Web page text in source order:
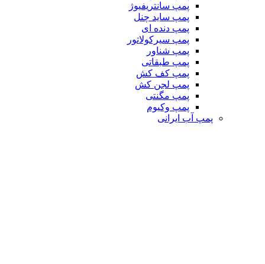
پمپ سانتریفیوژ
پمپ ساید چنل
پمپ دنده ای
پمپ سیرکولاتور
پمپ شناور
پمپ طبقاتی
پمپ کف کش
پمپ لجن کش
پمپ مگنتی
پمپ وکیوم
پمپ آب ایرانی